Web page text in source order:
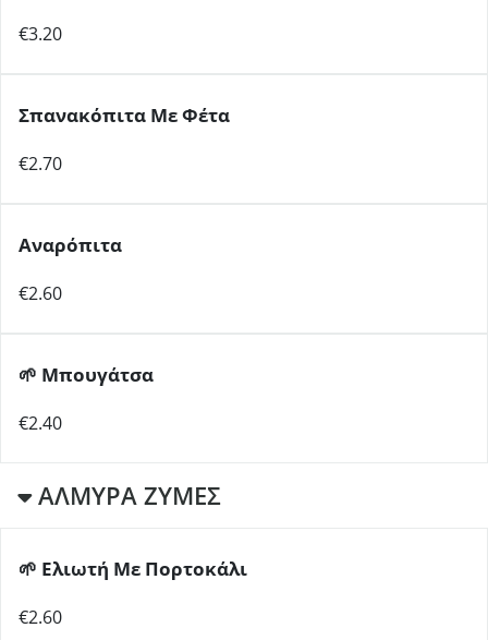
€3.20
Σπανακόπιτα Με Φέτα
€2.70
Αναρόπιτα
€2.60
🌱 Μπουγάτσα
€2.40
ΑΛΜΥΡΑ ΖΥΜΕΣ
🌱 Ελιωτή Με Πορτοκάλι
€2.60